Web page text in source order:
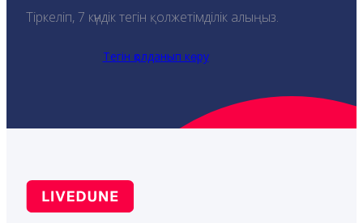
Тіркеліп, 7 күндік тегін қолжетімділік алыңыз.
Тегін қолданып көру